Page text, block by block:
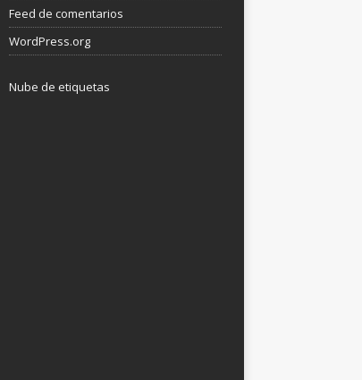
Feed de comentarios
WordPress.org
Nube de etiquetas